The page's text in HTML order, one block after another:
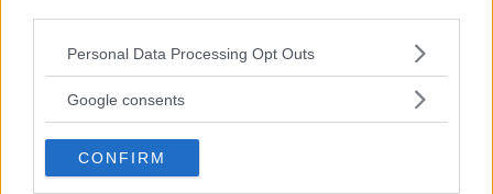
Please note that this website/app uses one or more Google
not limited to your visit or usage behaviour. You may click to
use your data for below specified purposes in below Google
consent section.
Personal Data Processing Opt Outs
Google consents
CONFIRM
Läs Frias efterträdare!
Syreär Sveriges enda gröna dagstidning som
finns både digitalt och i tryck.
ANNONS
Into the factory